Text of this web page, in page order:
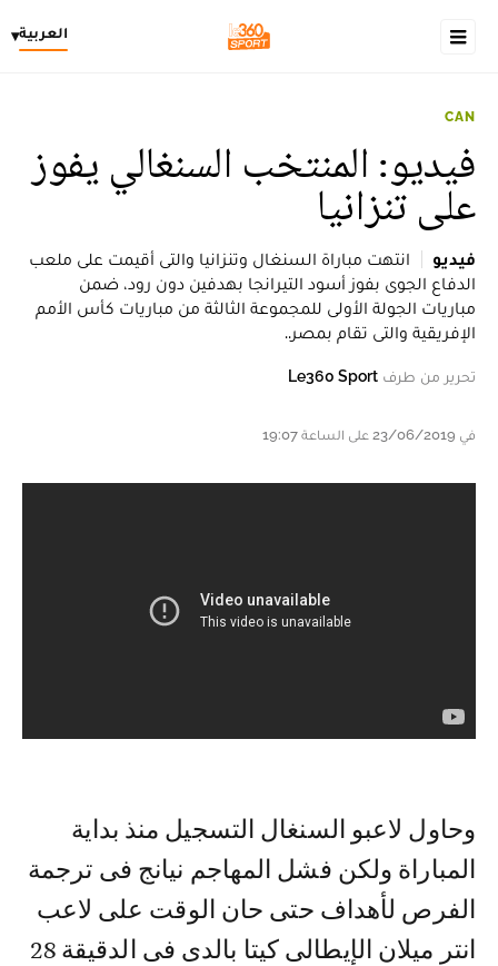
العربية▾
CAN
فيديو: المنتخب السنغالي يفوز
على تنزانيا
فيديو
انتهت مباراة السنغال وتنزانيا والتى أقيمت على ملعب
الدفاع الجوى بفوز أسود التيرانجا بهدفين دون رود، ضمن
مباريات الجولة الأولى للمجموعة الثالثة من مباريات كأس الأمم
الإفريقية والتى تقام بمصر..
تحرير من طرف Le360 Sport
في 23/06/2019 على الساعة 19:07
وحاول لاعبو السنغال التسجيل منذ بداية
المباراة ولكن فشل المهاجم نيانج فى ترجمة
الفرص لأهداف حتى حان الوقت على لاعب
انتر ميلان الإيطالى كيتا بالدى فى الدقيقة 28